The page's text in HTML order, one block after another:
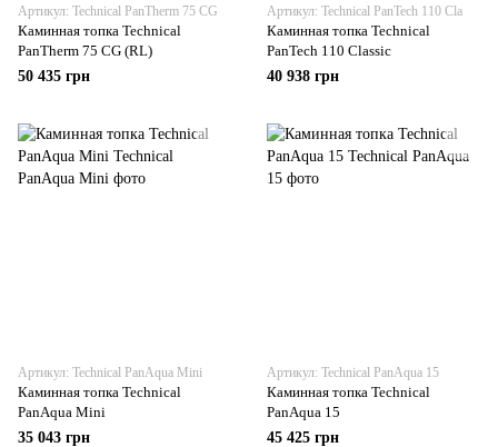
Артикул: Technical PanTherm 75 CG
Каминная топка Technical
PanTherm 75 CG (RL)
50 435 грн
Артикул: Technical PanTech 110 Cla
Каминная топка Technical
PanTech 110 Classic
40 938 грн
Артикул: Technical PanAqua Mini
Каминная топка Technical
PanAqua Mini
35 043 грн
Артикул: Technical PanAqua 15
Каминная топка Technical
PanAqua 15
45 425 грн